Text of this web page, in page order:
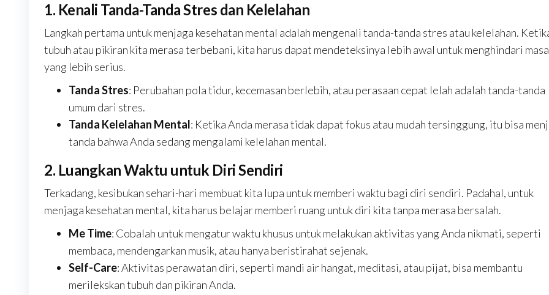
1. Kenali Tanda-Tanda Stres dan Kelelahan
Langkah pertama untuk menjaga kesehatan mental adalah mengenali tanda-tanda stres atau kelelahan.
tubuh atau pikiran kita merasa terbebani, kita harus dapat mendeteksinya lebih awal untuk menghindari
yang lebih serius.
Tanda Stres: Perubahan pola tidur, kecemasan berlebih, atau perasaan cepat lelah adalah tanda-tanda
umum dari stres.
Tanda Kelelahan Mental: Ketika Anda merasa tidak dapat fokus atau mudah tersinggung, itu bisa
tanda bahwa Anda sedang mengalami kelelahan mental.
2. Luangkan Waktu untuk Diri Sendiri
Terkadang, kesibukan sehari-hari membuat kita lupa untuk memberi waktu bagi diri sendiri. Padahal, untuk
menjaga kesehatan mental, kita harus belajar memberi ruang untuk diri kita tanpa merasa bersalah.
Me Time: Cobalah untuk mengatur waktu khusus untuk melakukan aktivitas yang Anda nikmati, seperti
membaca, mendengarkan musik, atau hanya beristirahat sejenak.
Self-Care: Aktivitas perawatan diri, seperti mandi air hangat, meditasi, atau pijat, bisa membantu
merilekskan tubuh dan pikiran Anda.